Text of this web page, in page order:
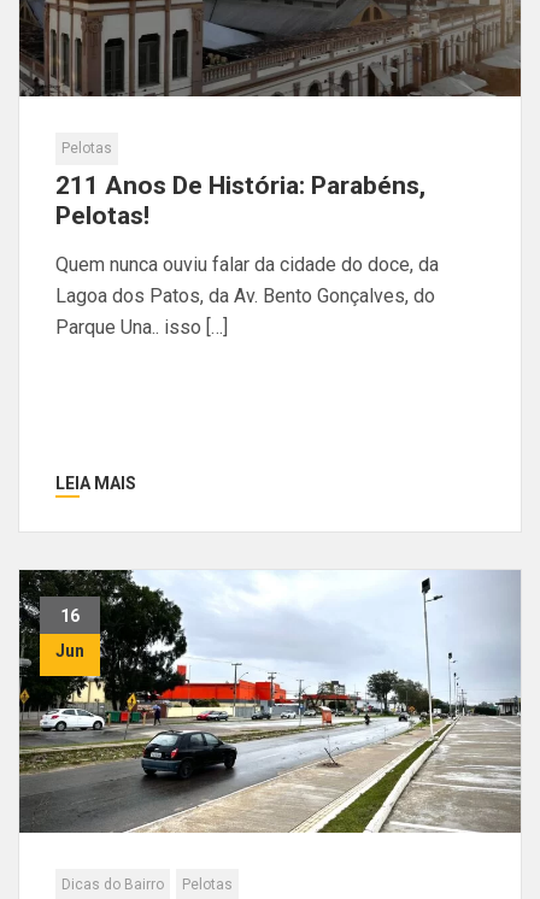
Pelotas
211 Anos De História: Parabéns,
Pelotas!
Quem nunca ouviu falar da cidade do doce, da
Lagoa dos Patos, da Av. Bento Gonçalves, do
Parque Una.. isso […]
LEIA MAIS
16
Jun
Dicas do Bairro Pelotas